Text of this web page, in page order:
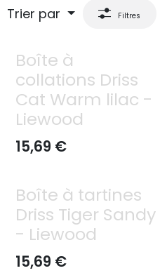
Trier par Filtres
Boîte à
collations Driss
Cat Warm lilac -
Liewood
15,69 €
Boîte à tartines
Driss Tiger Sandy
- Liewood
15,69 €